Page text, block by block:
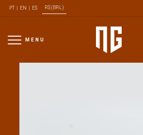
PT| EN ES R$ (BRL)
MENU